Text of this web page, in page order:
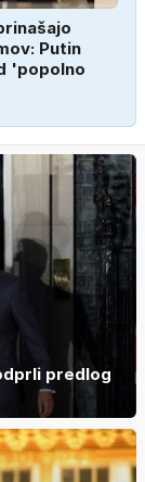
Putin
'popolno
predlog